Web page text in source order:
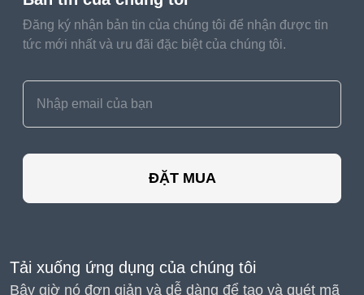
Đăng ký nhận bản tin của chúng tôi để nhận được tin
tức mới nhất và ưu đãi đặc biệt của chúng tôi.
ĐẶT MUA
Tải xuống ứng dụng của chúng tôi
Bây giờ nó đơn giản và dễ dàng để tạo và quét mã